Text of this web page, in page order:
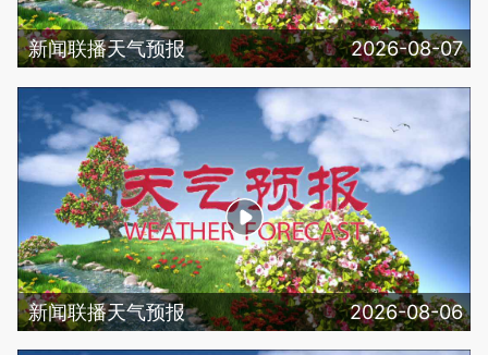
新闻联播天气预报 2026-08-07
新闻联播天气预报 2026-08-06